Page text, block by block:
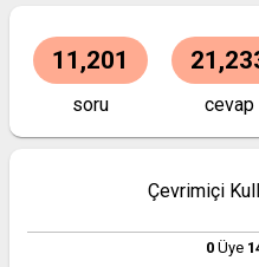
11,201
soru cevap
Çevrimiçi
0Üye